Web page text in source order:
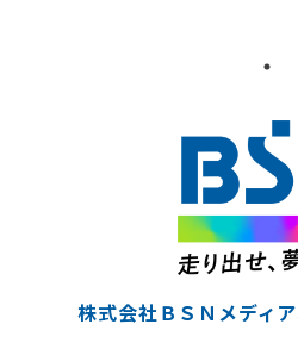
株式会社ＢＳＮメディ